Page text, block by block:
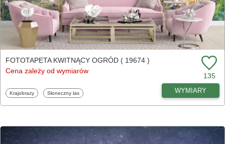
FOTOTAPETA KWITNĄCY OGRÓD ( 19674 )
Cena zależy od wymiarów
135
Fototapety
Krajobrazy Fototapety
Słoneczny las WYMIARY